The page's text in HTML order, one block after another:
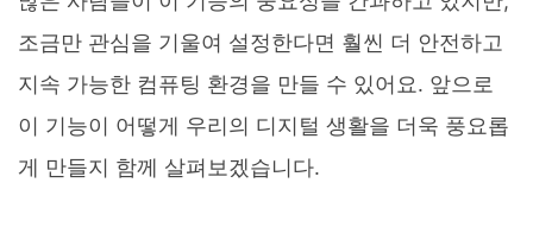
조금만 관심을 기울여 설정한다면 훨씬 더 안전하고
지속 가능한 컴퓨팅 환경을 만들 수 있어요. 앞으로
이 기능이 어떻게 우리의 디지털 생활을 더욱 풍요롭
게 만들지 함께 살펴보겠습니다.